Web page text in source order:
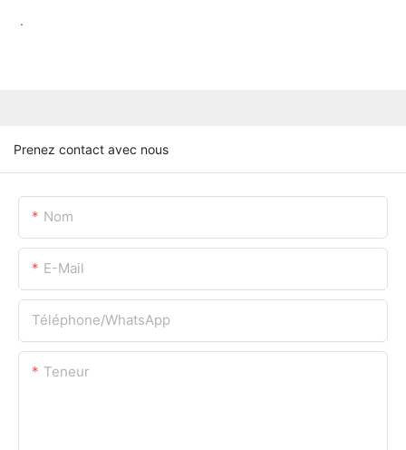
.
Prenez contact avec nous
Nom
E-Mail
Téléphone/WhatsApp
Teneur